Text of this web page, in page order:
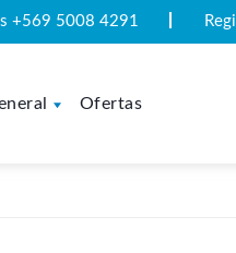
+569 5008 4291
Ofertas